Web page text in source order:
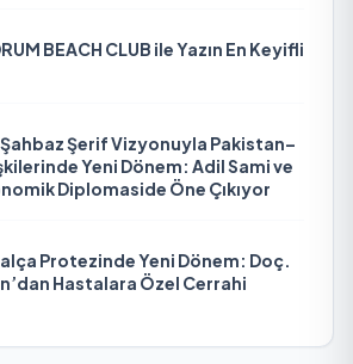
BEACH CLUB ile Yazın En Keyifli
Şerif Vizyonuyla Pakistan–
Yeni Dönem: Adil Sami ve
Diplomaside Öne Çıkıyor
Protezinde Yeni Dönem: Doç.
Hastalara Özel Cerrahi